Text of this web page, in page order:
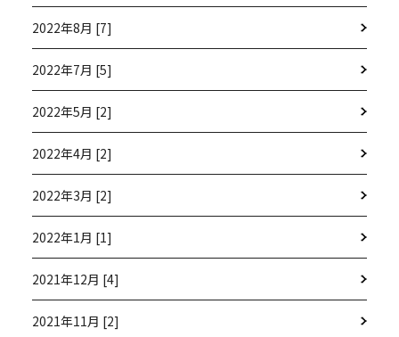
2022年8月 [7]
2022年7月 [5]
2022年5月 [2]
2022年4月 [2]
2022年3月 [2]
2022年1月 [1]
2021年12月 [4]
2021年11月 [2]